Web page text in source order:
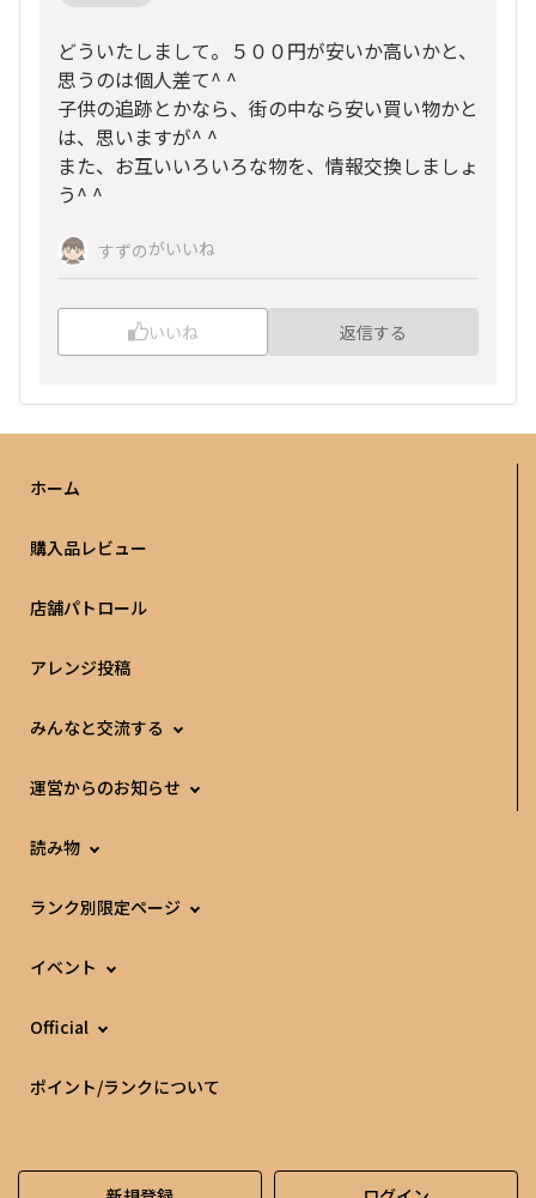
どういたしまして。５００円が安いか高いかと、
思うのは個人差て^ ^
子供の追跡とかなら、街の中なら安い買い物かと
は、思いますが^ ^
また、お互いいろいろな物を、情報交換しましょ
う^ ^
すずのがいいね
いいね 返信する
ホーム
購入品レビュー
店舗パトロール
アレンジ投稿
みんなと交流する
運営からのお知らせ
読み物
ランク別限定ページ
イベント
Official
ポイント/ランクについて